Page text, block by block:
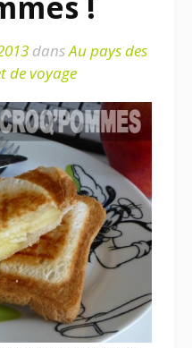
!
dansAu pays des
de voyage